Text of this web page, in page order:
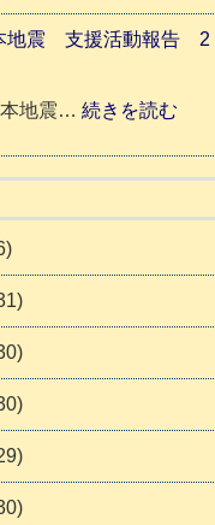
日
記
支
報
3
一
り
り
和
市
地震 支援活動報告 2
本地震…続きを読む
和
熊
震
援